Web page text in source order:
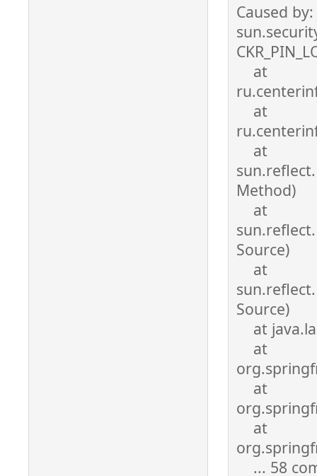
Caused
at
at
at
Method)
at
Source)
at
Source)
at
at
at
at
... 58